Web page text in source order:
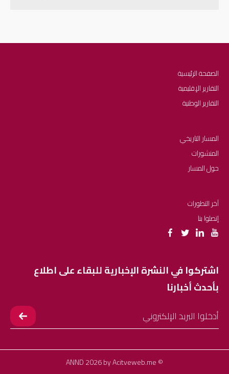
الصفحة الرئيسية
التقارير الإقليمية
التقارير الوطنية
المسار التاريخي
المنشورات
حول المسار
آخر التطورات
إتصلوا بنا
اشتركوا في النشرة الإخبارية للبقاء على اطلاع
بأحدث أخبارنا
© ANND 2026 by
Acitveweb.me